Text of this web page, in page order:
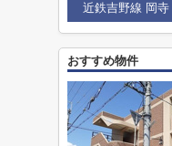
近鉄吉野線 岡寺
おすすめ物件